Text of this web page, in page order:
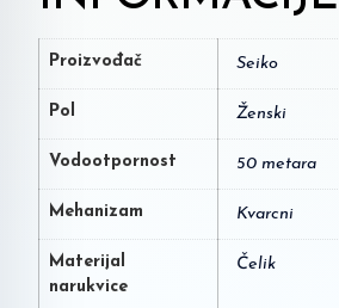
Proizvođač Seiko
Pol Ženski
Vodootpornost 50 metara
Mehanizam Kvarcni
Materijal
narukvice
Čelik